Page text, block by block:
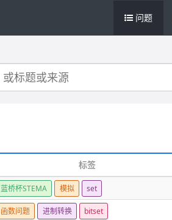
问题
标签
蓝桥杯STEMA 模拟 set
函数问题 进制转换 bitset